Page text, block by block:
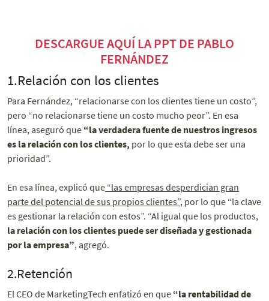
DESCARGUE AQUÍ LA PPT DE PABLO
FERNÁNDEZ
1.Relación con los clientes
Para Fernández, “relacionarse con los clientes tiene un costo”,
pero “no relacionarse tiene un costo mucho peor”. En esa
línea, aseguró que “la verdadera fuente de nuestros ingresos
es la relación con los clientes, por lo que esta debe ser una
prioridad”.
En esa línea, explicó que “las empresas desperdician gran
parte del potencial de sus propios clientes”, por lo que “la clave
es gestionar la relación con estos”. “Al igual que los productos,
la relación con los clientes puede ser diseñada y gestionada
por la empresa”, agregó.
2.Retención
El CEO de MarketingTech enfatizó en que “la rentabilidad de